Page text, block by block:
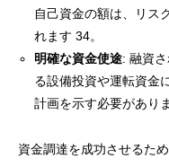
自己資金の額は、リス
れます 34。
明確な資金使途: 融資
る設備投資や運転資金
計画を示す必要があり
資金調達を成功させるた